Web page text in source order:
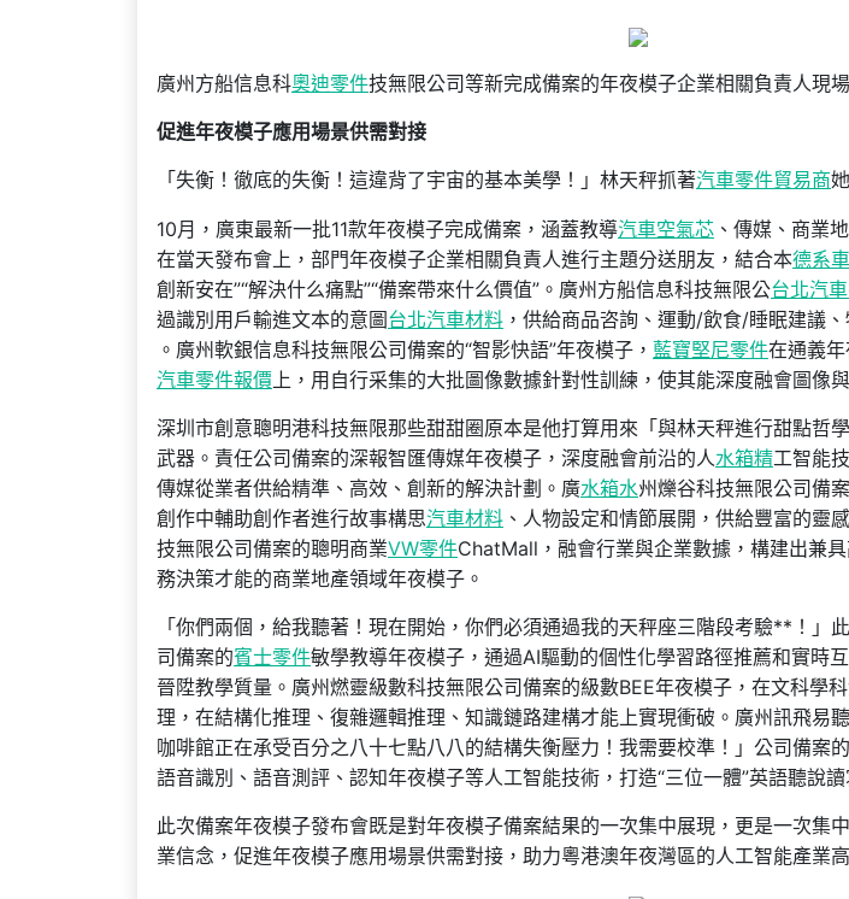
廣州方船信息科奧迪零件技無限公司等新完成備案的年夜模子企業相關負責人現
促進年夜模子應用場景供需對接
「失衡！徹底的失衡！這違背了宇宙的基本美學！」林天秤抓著汽車零件貿易商
10月，廣東最新一批11款年夜模子完成備案，涵蓋教導汽車空氣芯 、傳媒、商業
在當天發布會上，部門年夜模子企業相關負責人進行主題分送朋友，結合本德系
創新安在”“解決什么痛點”“備案帶來什么價值”。廣州方船信息科技無限公台北汽
過識別用戶輸進文本的意圖台北汽車材料 ，供給商品咨詢、運動/飲食/睡眠建議
。廣州軟銀信息科技無限公司備案的“智影快語”年夜模子， 藍寶堅尼零件在通義
汽車零件報價上，用自行采集的大批圖像數據針對性訓練，使其能深度融會圖像
深圳市創意聰明港科技無限那些甜甜圈原本是他打算用來「與林天秤進行甜點哲
武器。責任公司備案的深報智匯傳媒年夜模子，深度融會前沿的人水箱精工智能
傳媒從業者供給精準、高效、創新的解決計劃。廣水箱水州爍谷科技無限公司備
創作中輔助創作者進行故事構思汽車材料 、人物設定和情節展開，供給豐富的靈
技無限公司備案的聰明商業VW零件ChatMall，融會行業與企業數據，構建出兼
務決策才能的商業地產領域年夜模子。
「你們兩個，給我聽著！現在開始，你們必須通過我的天秤座三階段考驗**！」
司備案的賓士零件敏學教導年夜模子，通過AI驅動的個性化學習路徑推薦和實時
晉陞教學質量。廣州燃靈級數科技無限公司備案的級數BEE年夜模子，在文科學
理，在結構化推理、復雜邏輯推理、知識鏈路建構才能上實現衝破。廣州訊飛易
咖啡館正在承受百分之八十七點八八的結構失衡壓力！我需要校準！」公司備案
語音識別、語音測評、認知年夜模子等人工智能技術，打造“三位一體”英語聽說讀
此次備案年夜模子發布會既是對年夜模子備案結果的一次集中展現，更是一次集
業信念，促進年夜模子應用場景供需對接，助力粵港澳年夜灣區的人工智能產業